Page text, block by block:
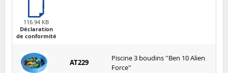
116.94 KB
Déclaration
de conformité
AT229
Piscine 3 boudins ''Ben 10 Alien
Force''